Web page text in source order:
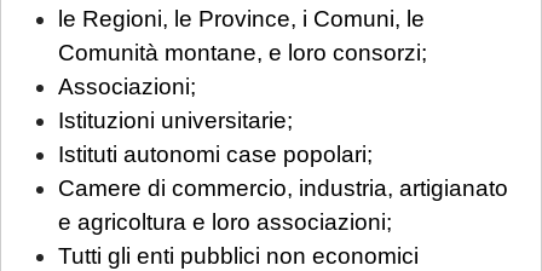
le Regioni, le Province, i Comuni, le
Comunità montane, e loro consorzi;
Associazioni;
Istituzioni universitarie;
Istituti autonomi case popolari;
Camere di commercio, industria, artigianato
e agricoltura e loro associazioni;
Tutti gli enti pubblici non economici